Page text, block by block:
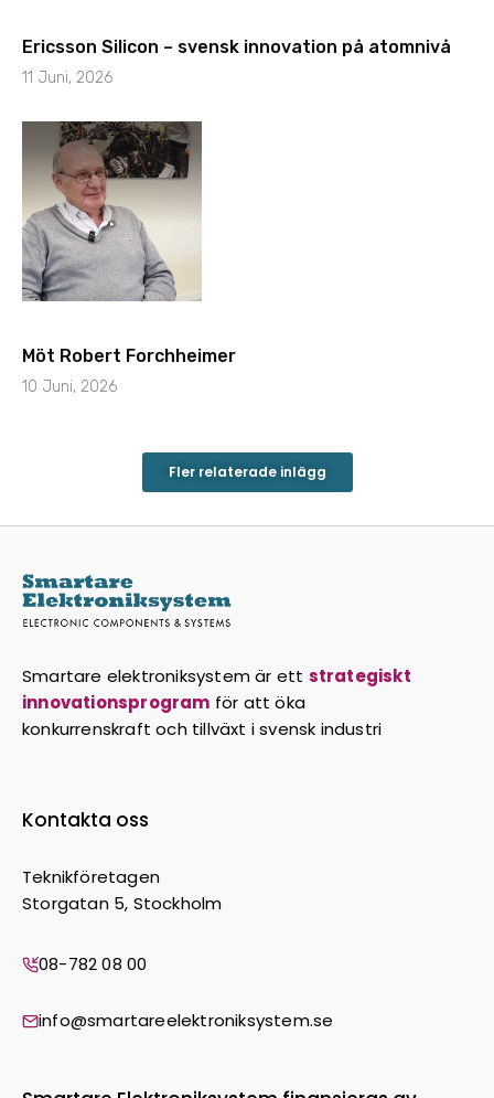
Ericsson Silicon – svensk innovation på atomnivå
11 Juni, 2026
Möt Robert Forchheimer
10 Juni, 2026
Fler relaterade inlägg
Smartare elektroniksystem är ett strategiskt
innovationsprogram för att öka
konkurrenskraft och tillväxt i svensk industri
Kontakta oss
Teknikföretagen
Storgatan 5, Stockholm
08-782 08 00
info@smartareelektroniksystem.se